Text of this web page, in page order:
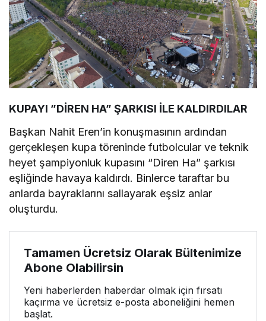
KUPAYI ”DİREN HA” ŞARKISI İLE KALDIRDILAR
Başkan Nahit Eren’in konuşmasının ardından
gerçekleşen kupa töreninde futbolcular ve teknik
heyet şampiyonluk kupasını “Diren Ha” şarkısı
eşliğinde havaya kaldırdı. Binlerce taraftar bu
anlarda bayraklarını sallayarak eşsiz anlar
oluşturdu.
Tamamen Ücretsiz Olarak Bültenimize
Abone Olabilirsin
Yeni haberlerden haberdar olmak için fırsatı
kaçırma ve ücretsiz e-posta aboneliğini hemen
başlat.